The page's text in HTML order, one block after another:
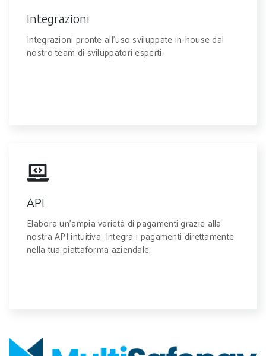
Integrazioni
Integrazioni pronte all'uso sviluppate in-house dal
nostro team di sviluppatori esperti.
API
Elabora un'ampia varietà di pagamenti grazie alla
nostra API intuitiva. Integra i pagamenti direttamente
nella tua piattaforma aziendale.